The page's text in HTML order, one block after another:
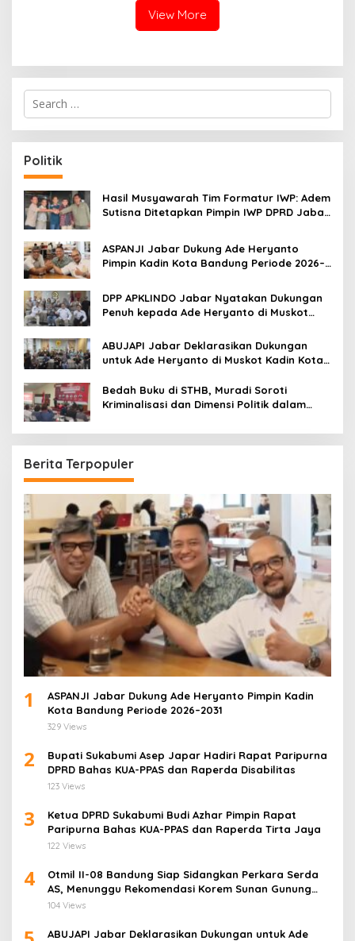
View More
S
r
c
h
f
o
r
:
Politik
Hasil Musyawarah Tim Formatur IWP: Adem
Sutisna Ditetapkan Pimpin IWP DPRD Jabar
ASPANJI Jabar Dukung Ade Heryanto
Pimpin Kadin Kota Bandung Periode 2026–
DPP APKLINDO Jabar Nyatakan Dukungan
Penuh kepada Ade Heryanto di Muskot
ABUJAPI Jabar Deklarasikan Dukungan
untuk Ade Heryanto di Muskot Kadin Kota
Bedah Buku di STHB, Muradi Soroti
Kriminalisasi dan Dimensi Politik dalam
Berita Terpopuler
1
ASPANJI Jabar Dukung Ade Heryanto Pimpin Kadin
Kota Bandung Periode 2026–2031
329 Views
2
Bupati Sukabumi Asep Japar Hadiri Rapat Paripurna
DPRD Bahas KUA-PPAS dan Raperda Disabilitas
123 Views
3
Ketua DPRD Sukabumi Budi Azhar Pimpin Rapat
Paripurna Bahas KUA-PPAS dan Raperda Tirta Jaya
122 Views
4
Otmil II-08 Bandung Siap Sidangkan Perkara Serda
AS, Menunggu Rekomendasi Korem Sunan Gunung
Jati Cirebon
104 Views
ABUJAPI Jabar Deklarasikan Dukungan untuk Ade